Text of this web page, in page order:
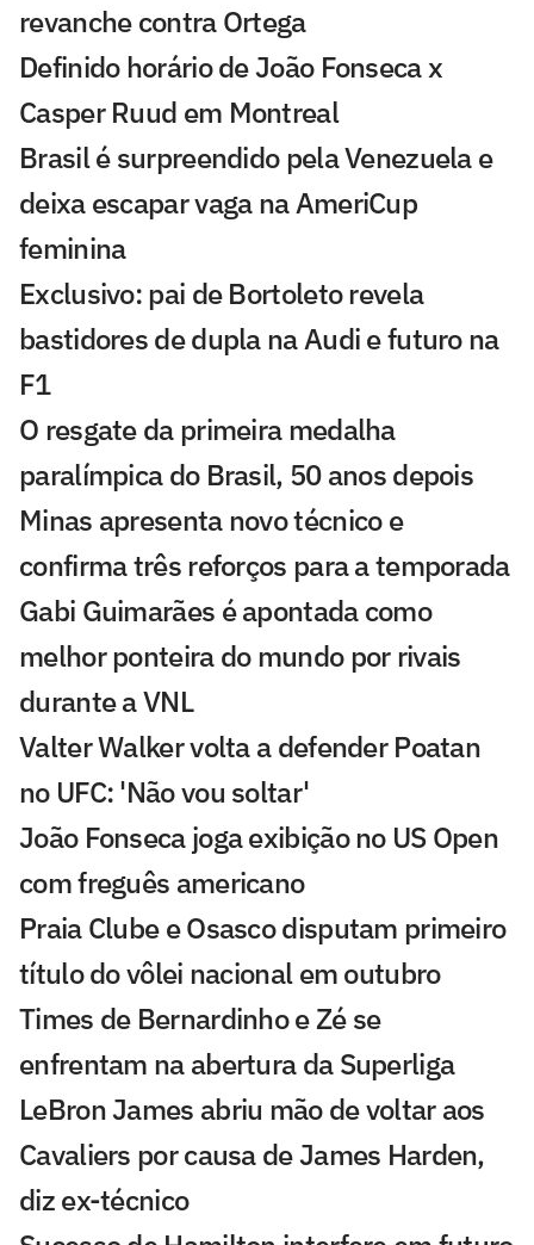
revanche contra Ortega
Definido horário de João Fonseca x
Casper Ruud em Montreal
Brasil é surpreendido pela Venezuela e
deixa escapar vaga na AmeriCup
feminina
Exclusivo: pai de Bortoleto revela
bastidores de dupla na Audi e futuro na
F1
O resgate da primeira medalha
paralímpica do Brasil, 50 anos depois
Minas apresenta novo técnico e
confirma três reforços para a temporada
Gabi Guimarães é apontada como
melhor ponteira do mundo por rivais
durante a VNL
Valter Walker volta a defender Poatan
no UFC: 'Não vou soltar'
João Fonseca joga exibição no US Open
com freguês americano
Praia Clube e Osasco disputam primeiro
título do vôlei nacional em outubro
Times de Bernardinho e Zé se
enfrentam na abertura da Superliga
LeBron James abriu mão de voltar aos
Cavaliers por causa de James Harden,
diz ex-técnico